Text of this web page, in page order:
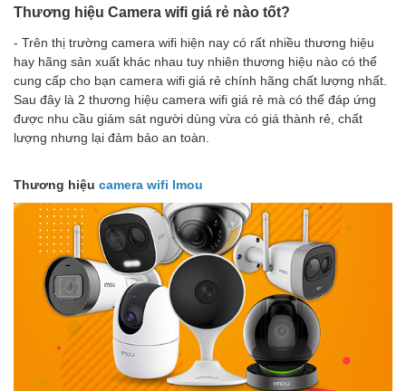
Thương hiệu Camera wifi giá rẻ nào tốt?
- Trên thị trường camera wifi hiện nay có rất nhiều thương hiệu
hay hãng sản xuất khác nhau tuy nhiên thương hiệu nào có thể
cung cấp cho bạn camera wifi giá rẻ chính hãng chất lượng nhất.
Sau đây là 2 thương hiệu camera wifi giá rẻ mà có thể đáp ứng
được nhu cầu giám sát người dùng vừa có giá thành rẻ, chất
lượng nhưng lại đảm bảo an toàn.
Thương hiệu camera wifi Imou